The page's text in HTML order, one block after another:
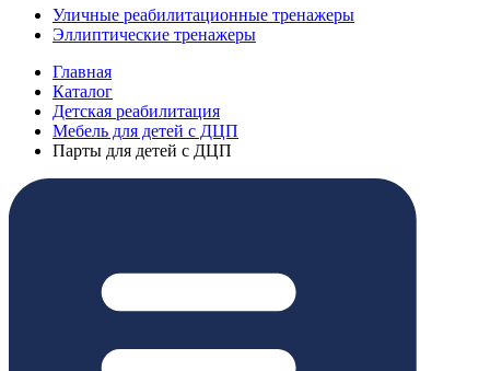
Уличные реабилитационные тренажеры
Эллиптические тренажеры
Главная
Каталог
Детская реабилитация
Мебель для детей с ДЦП
Парты для детей с ДЦП